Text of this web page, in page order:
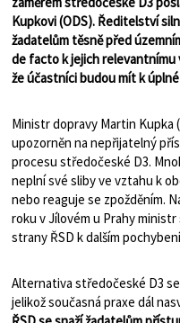
Kupkovi (ODS). Ředitelství
žadatelům těsně před
de facto k jejich
že účastníci budou mít k
Ministr dopravy Martin Kupka
upozorněn na nepřijatelný
procesu středočeské D3.
neplní své sliby ve vztahu k
nebo reaguje se zpožděním.
roku v Jílovém u Prahy
strany ŘSD k dalším
Alternativa středočeské D3
jelikož současná praxe dál